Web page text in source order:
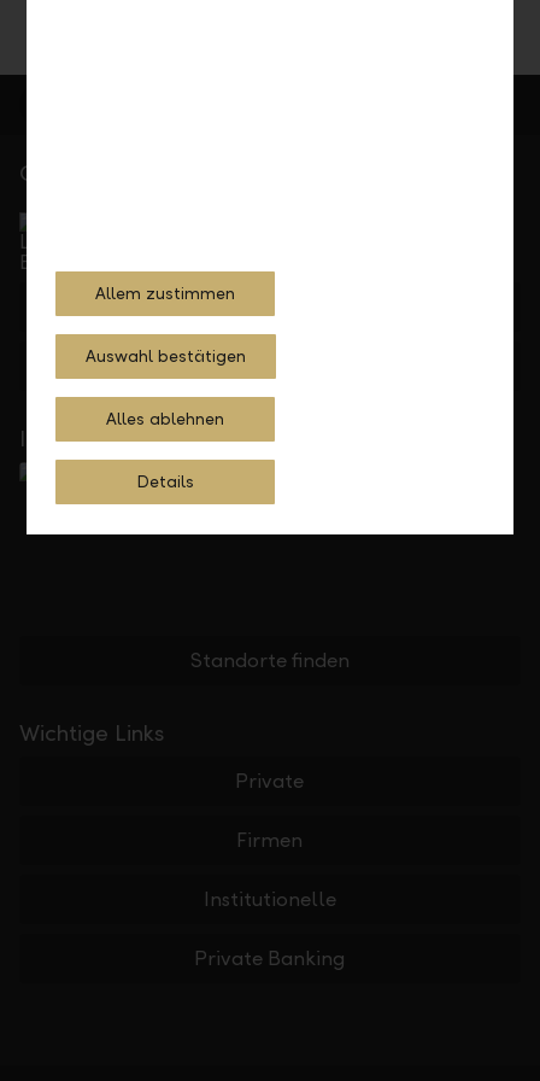
Gerne für Sie da
+423 236 88 11
Feedback
In Ihrer Nähe
Standorte finden
Wichtige Links
Private
Firmen
Institutionelle
Private Banking
Allem zustimmen
Auswahl bestätigen
Alles ablehnen
Details